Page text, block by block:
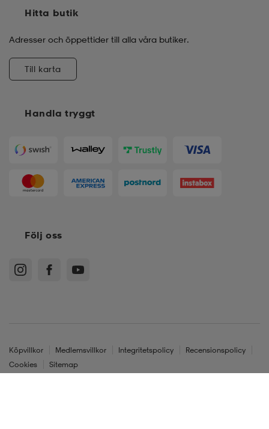
Handla tryggt
Hitta butik
Adresser och öppettider till alla våra butiker.
Till karta
Följ oss
Köpvillkor Medlemsvillkor Integritetspolicy
Recensionspolicy
Cookies
Sitemap